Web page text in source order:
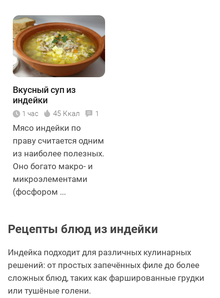
Вкусный суп из
индейки
1 час 45 Ккал 1
Мясо индейки по
праву считается одним
из наиболее полезных.
Оно богато макро- и
микроэлементами
(фосфором ...
Рецепты блюд из индейки
Индейка подходит для различных кулинарных
решений: от простых запечённых филе до более
сложных блюд, таких как фаршированные грудки
или тушёные голени.